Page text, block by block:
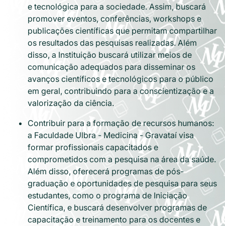
e tecnológica para a sociedade. Assim, buscará
promover eventos, conferências, workshops e
publicações científicas que permitam compartilhar
os resultados das pesquisas realizadas. Além
disso, a Instituição buscará utilizar meios de
comunicação adequados para disseminar os
avanços científicos e tecnológicos para o público
em geral, contribuindo para a conscientização e a
valorização da ciência.
Contribuir para a formação de recursos humanos:
a Faculdade Ulbra - Medicina - Gravataí visa
formar profissionais capacitados e
comprometidos com a pesquisa na área da saúde.
Além disso, oferecerá programas de pós-
graduação e oportunidades de pesquisa para seus
estudantes, como o programa de Iniciação
Científica, e buscará desenvolver programas de
capacitação e treinamento para os docentes e